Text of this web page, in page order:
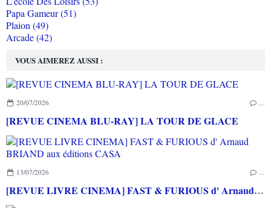
VOUS AIMEREZ AUSSI :
20/07/2026 …
[REVUE CINEMA BLU-RAY] LA TOUR DE GLACE
13/07/2026 …
[REVUE LIVRE CINEMA] FAST & FURIOUS d' Arnaud BRIAND aux éditions CASA
Papa Gameur (51)
Plaion (49)
Arcade (42)